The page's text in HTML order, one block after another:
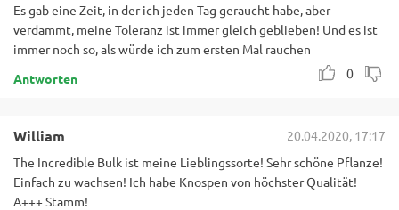
Es gab eine Zeit, in der ich jeden Tag geraucht habe, aber
verdammt, meine Toleranz ist immer gleich geblieben! Und es ist
immer noch so, als würde ich zum ersten Mal rauchen
0
Antworten
William
20.04.2020, 17:17
The Incredible Bulk ist meine Lieblingssorte! Sehr schöne Pflanze!
Einfach zu wachsen! Ich habe Knospen von höchster Qualität!
A+++ Stamm!